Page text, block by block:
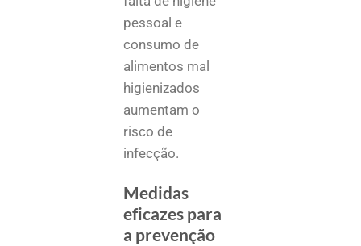
pessoal e
consumo de
alimentos mal
higienizados
aumentam o
risco de
infecção.
Medidas
eficazes para
a prevenção